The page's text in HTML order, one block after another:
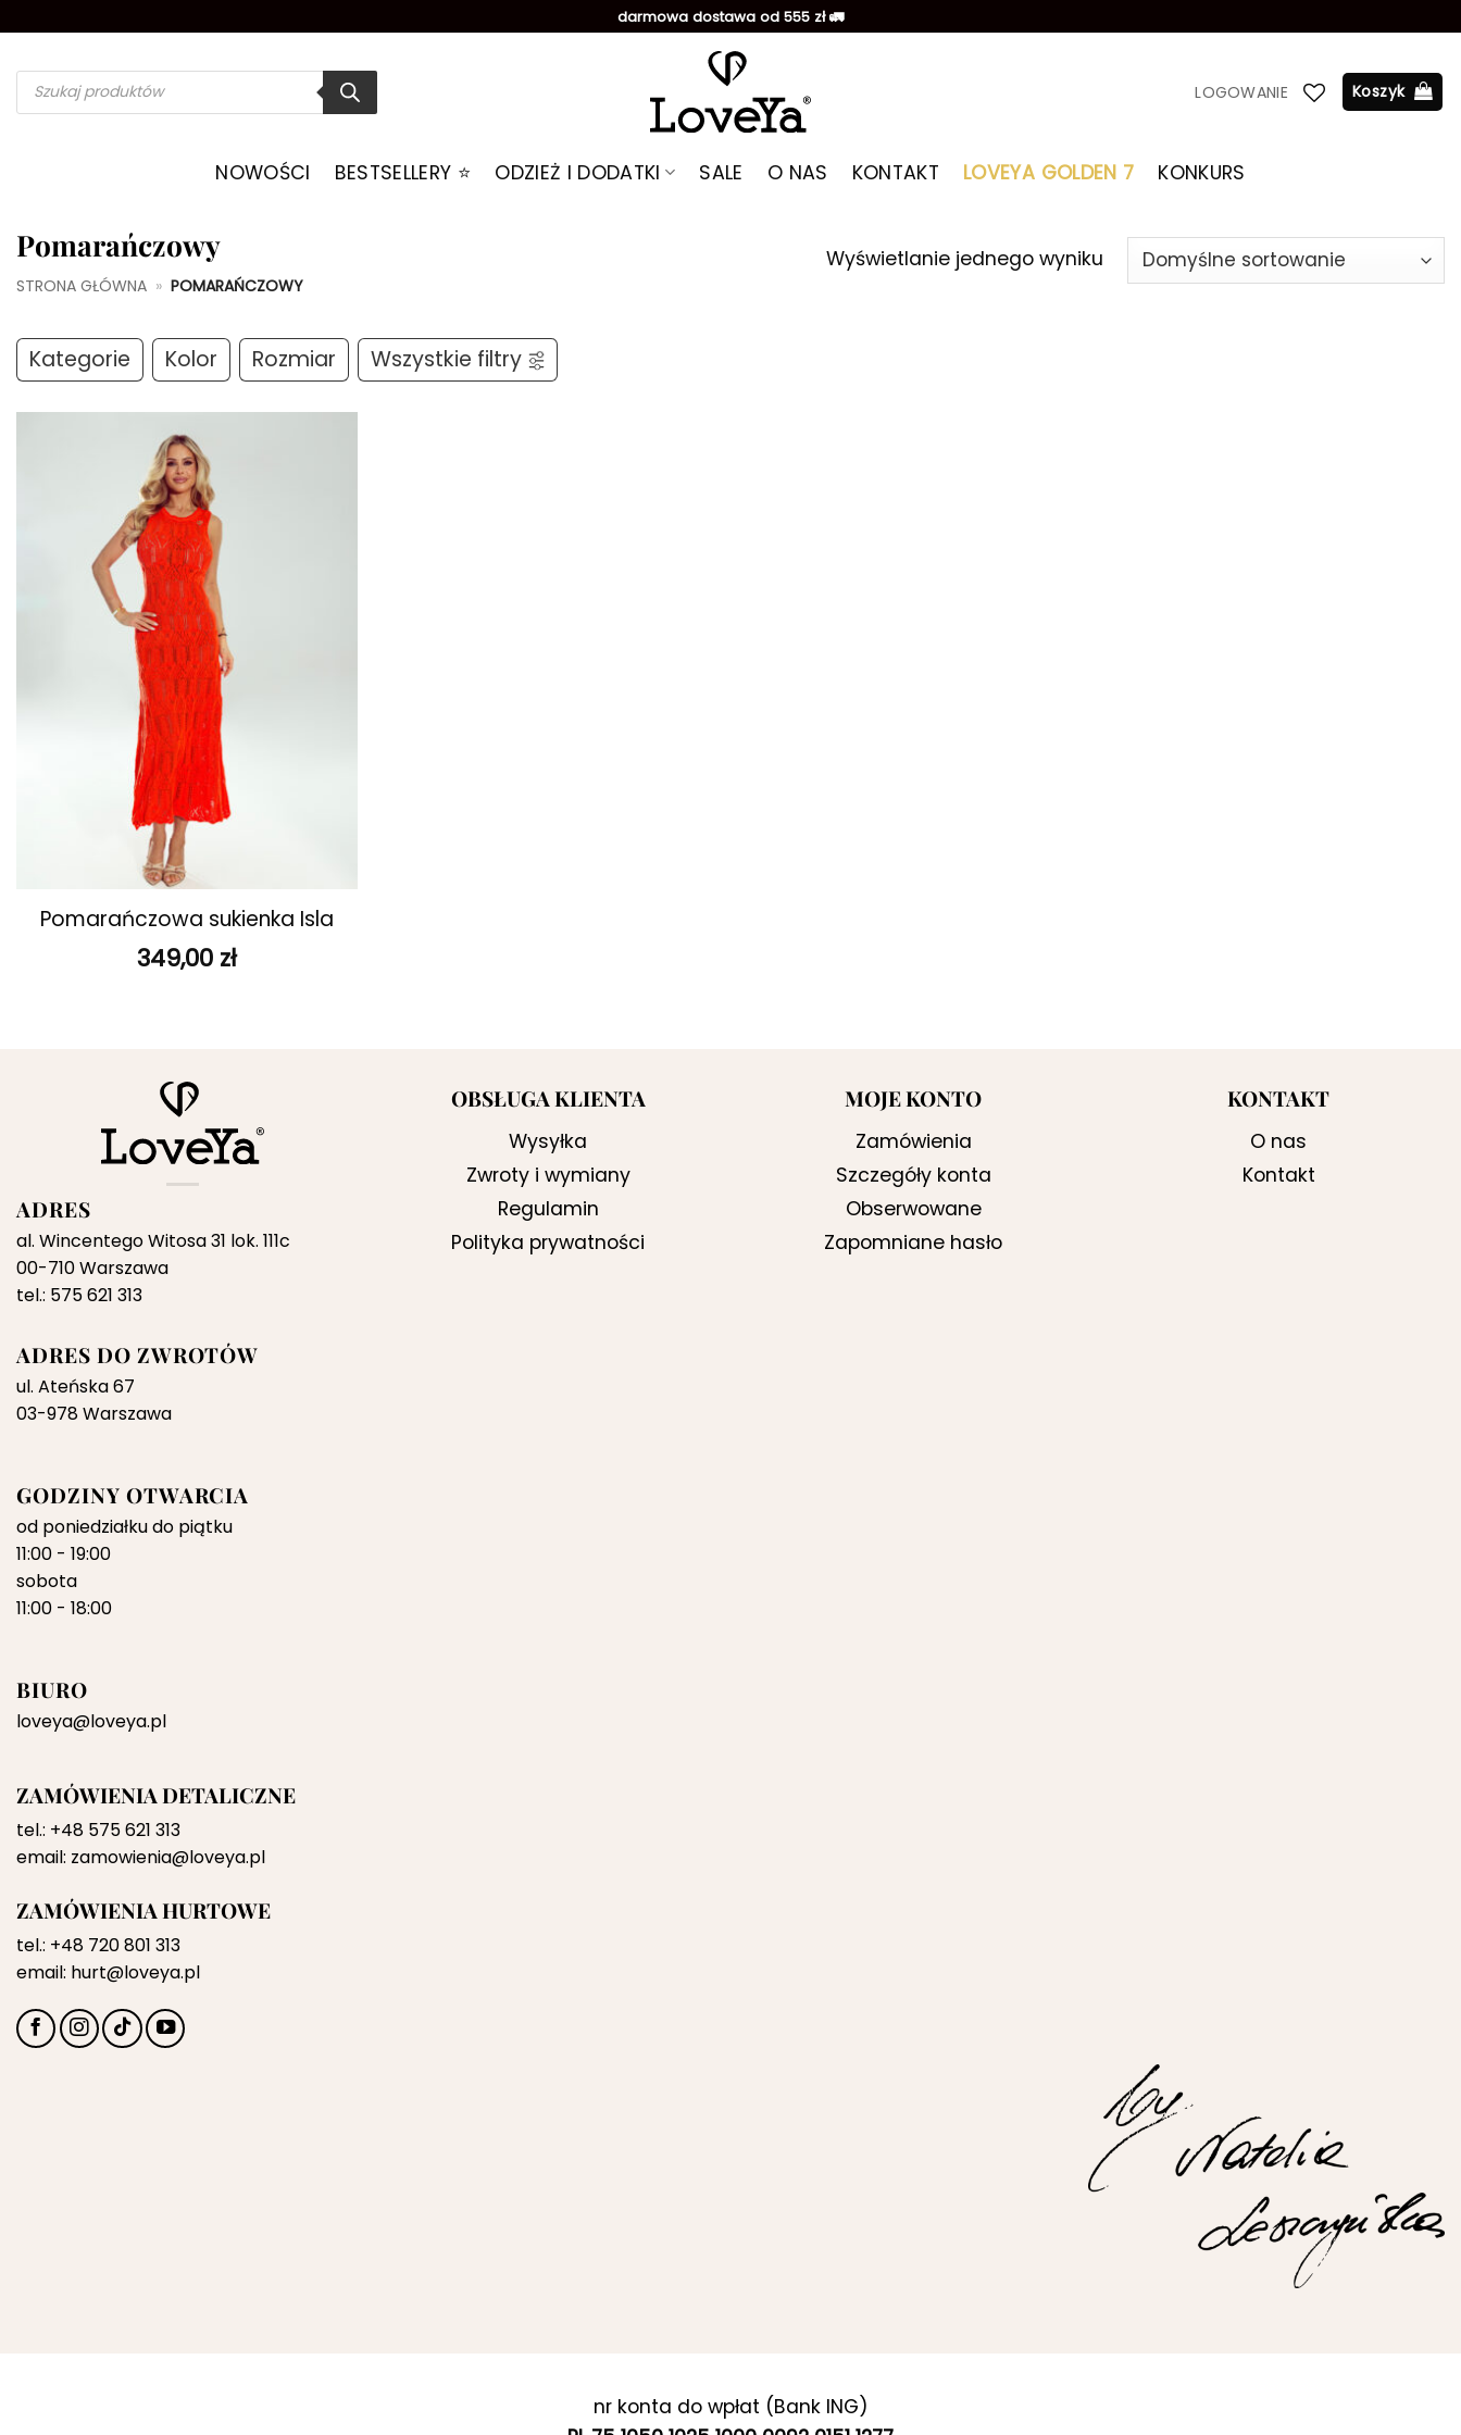
zawartości
darmowa dostawa od 555 zł 🚛
Wyszukiwarka
produktów LOGOWANIE Koszyk
NOWOŚCI BESTSELLERY ⭐️ ODZIEŻ I DODATKI SALE O NAS KONTAKT LOVEYA GOLDEN 7 KONKURS
Pomarańczowy
STRONA GŁÓWNA » POMARAŃCZOWY
Wyświetlanie jednego wyniku
Kategorie Kolor Rozmiar Wszystkie filtry
Pomarańczowa sukienka Isla
349,00 zł
ADRES
al. Wincentego Witosa 31 lok. 111c
00-710 Warszawa
tel.: 575 621 313
ADRES DO ZWROTÓW
ul. Ateńska 67
03-978 Warszawa
GODZINY OTWARCIA
od poniedziałku do piątku
11:00 - 19:00
sobota
11:00 - 18:00
BIURO
loveya@loveya.pl
ZAMÓWIENIA DETALICZNE
tel.: +48 575 621 313
email: zamowienia@loveya.pl
ZAMÓWIENIA HURTOWE
tel.: +48 720 801 313
email: hurt@loveya.pl
OBSŁUGA KLIENTA
Wysyłka
Zwroty i wymiany
Regulamin
Polityka prywatności
MOJE KONTO
Zamówienia
Szczegóły konta
Obserwowane
Zapomniane hasło
KONTAKT
O nas
Kontakt
nr konta do wpłat (Bank ING)